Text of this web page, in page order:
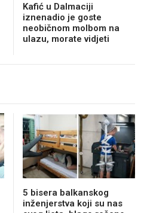
Kafić u Dalmaciji
iznenadio je goste
neobičnom molbom na
ulazu, morate vidjeti
5 bisera balkanskog
inženjerstva koji su nas